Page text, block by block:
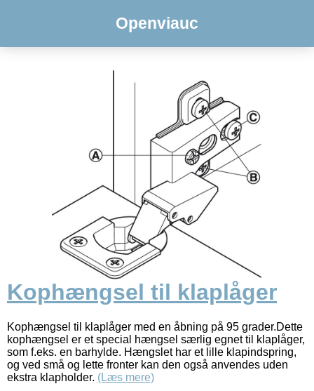
Openviauc
Kophængsel til klaplåger
Kophængsel til klaplåger med en åbning på 95 grader.Dette
kophængsel er et special hængsel særlig egnet til klaplåger,
som f.eks. en barhylde. Hængslet har et lille klapindspring,
og ved små og lette fronter kan den også anvendes uden
ekstra klapholder. (Læs mere)